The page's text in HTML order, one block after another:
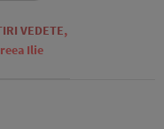
VEDETE,
Ilie